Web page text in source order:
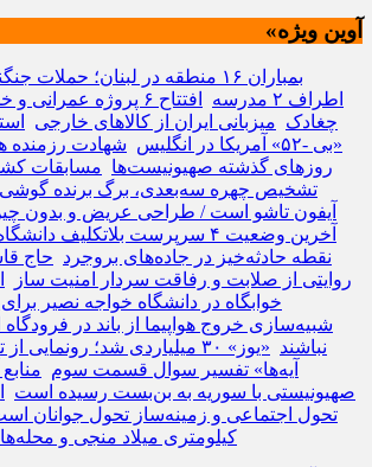
آوین ویژه»
بمباران ۱۶ منطقه در لبنان؛
اطراف ۲ مدرسه
افتتاح ۶ پروژه
چغادک میزبانی ایران از کالاهای خارجی
«بی -۵۲» آمریکا در انگلیس
شهادت رزمنده
روزهای گذشته صهیونیست‌ها مسابقات
تشخیص چهره سه‌بعدی، برگ برنده
آیفون تاشو است / طراحی عریض و بدون
آخرین وضعیت ۴ سرپرست بلاتکلیف دانشگاه‌های تهران
نقطه حادثه‌خیز در جاده‌های بروجرد حاج
روایتی از صلابت و رفاقت سردار امنیت ساز
خوابگاه در دانشگاه خواجه نصیر
شبیه‌سازی خروج هواپیما از باند در
نباشند «یوز» ۳۰ میلیاردی شد؛ رونمایی از تیزر جدید
آیه‌ها» تفسیر سوال قسمت سوم
صهیونیستی با سوریه به بن‌بست رسیده است
تحول اجتماعی و زمینه‌ساز تحول جوانان
کیلومتری میلاد منجی و